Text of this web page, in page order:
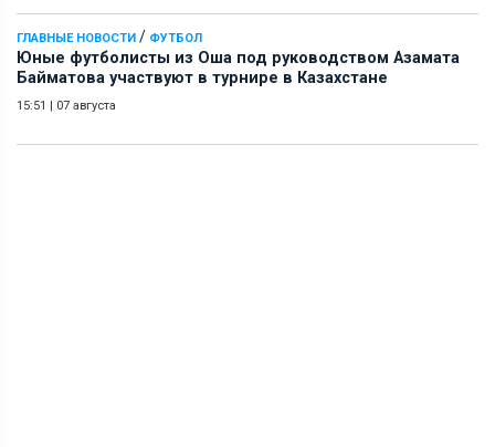
ГЛАВНЫЕ НОВОСТИ / ФУТБОЛ
Юные футболисты из Оша под руководством Азамата
Байматова участвуют в турнире в Казахстане
15:51 | 07 августа